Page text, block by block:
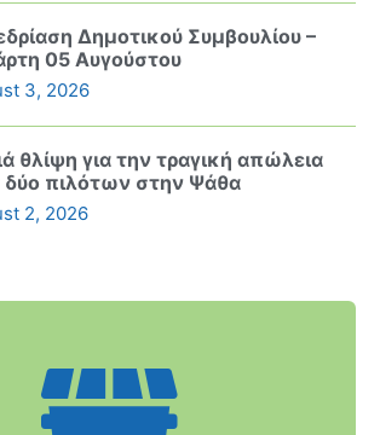
Δημοτικού Συμβουλίου –
05 Αυγούστου
3, 2026
θλίψη για την τραγική απώλεια
πιλότων στην Ψάθα
2, 2026